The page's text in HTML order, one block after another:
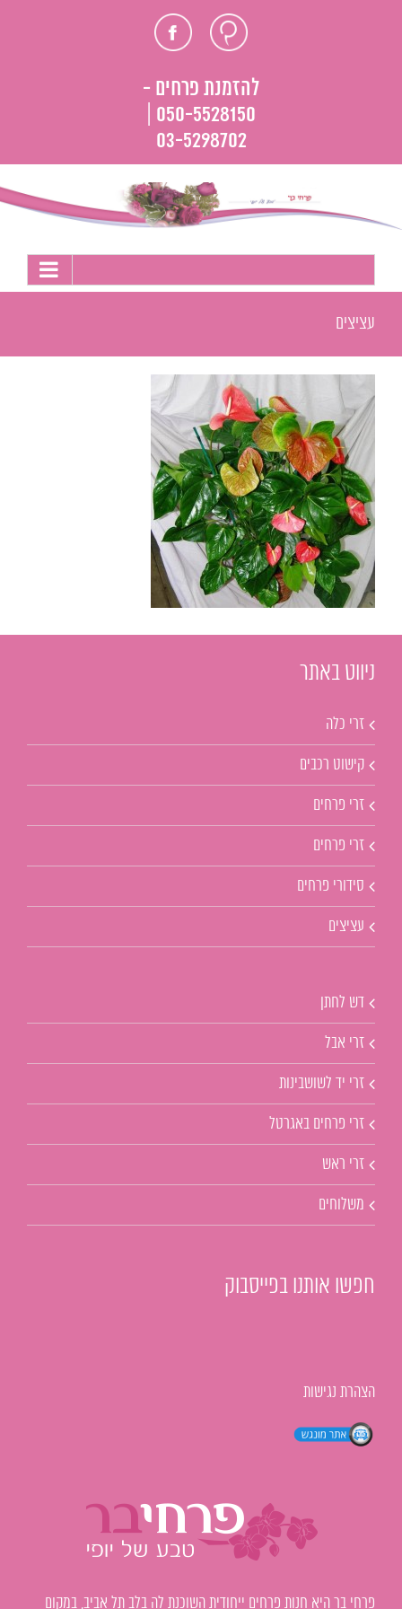
חוות פייסבוק
להזמנת פרחים -
050-5528150 |
03-5298702
עציצים
ניווט באתר
זרי כלה
קישוט רכבים
זרי פרחים
זרי פרחים
סידורי פרחים
עציצים
דש לחתן
זרי אבל
זרי יד לשושבינות
זרי פרחים באגרטל
זרי ראש
משלוחים
חפשו אותנו בפייסבוק
הצהרת נגישות
פרחי בר היא חנות פרחים ייחודית השוכנת לה בלב תל אביב, במקום